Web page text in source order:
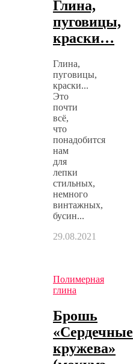
Глина,
пуговицы,
краски…
Глина,
пуговицы,
краски...
Это
почти
всё,
что
понадобится
нам
для
лепки
стильных,
немного
винтажных,
бусин...
29.08.2021
Полимерная
глина
Брошь
«Сердечные
кружева»